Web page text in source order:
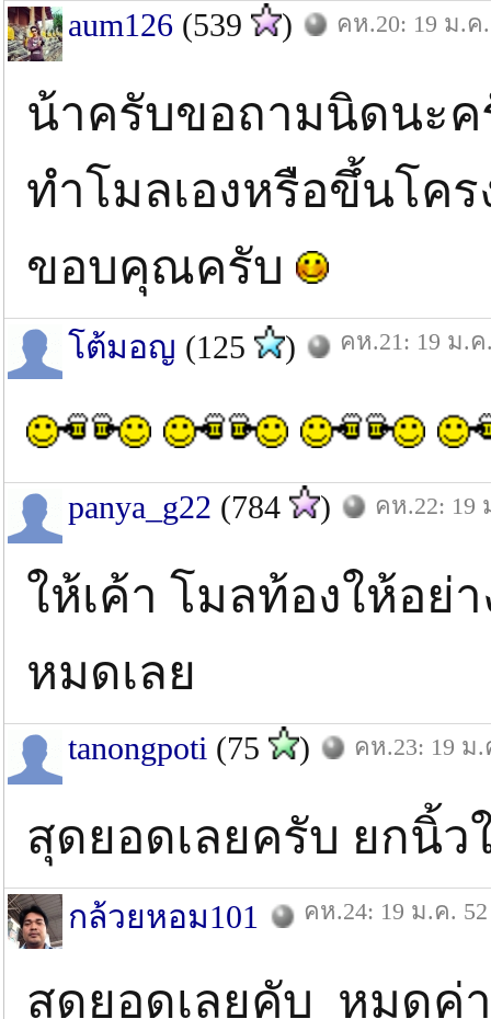
aum126 (539 ) คห.20: 19 ม.ค
น้าครับขอถามนิดนะค
ทำโมลเองหรือขึ้นโค
ขอบคุณครับ
โต้มอญ (125 ) คห.21: 19 ม.ค
panya_g22 (784 ) คห.22: 19
ให้เค้า โมลท้องให้อย่
หมดเลย
tanongpoti (75 ) คห.23: 19 ม.
สุดยอดเลยครับ ยกนิ้ว
กล้วยหอม101 คห.24: 19 ม.ค. 52
สุดยอดเลยคับ หมดค่